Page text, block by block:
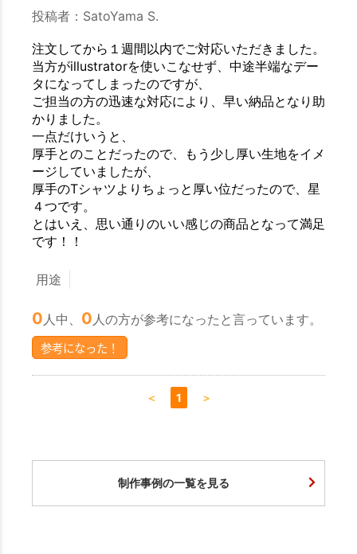
お買い物を続ける
投稿者：SatoYama S.
注文してから１週間以内でご対応いただきました。
当方がillustratorを使いこなせず、中途半端なデー
タになってしまったのですが、
ご担当の方の迅速な対応により、早い納品となり助
かりました。
一点だけいうと、
厚手とのことだったので、もう少し厚い生地をイメ
ージしていましたが、
厚手のTシャツよりちょっと厚い位だったので、星
４つです。
とはいえ、思い通りのいい感じの商品となって満足
です！！
用途
0 人中、 0 人の方が参考になったと言っています。
参考になった！
＜ 1 ＞
制作事例の一覧を見る